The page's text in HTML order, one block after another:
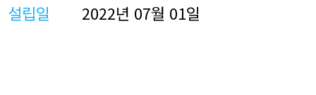
설립일 2022년 07월 01일